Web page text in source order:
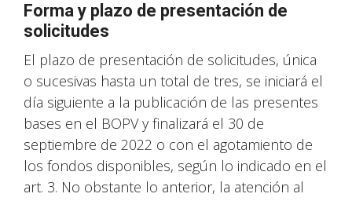
Forma y plazo de presentación de
solicitudes
El plazo de presentación de solicitudes, única
o sucesivas hasta un total de tres, se iniciará el
día siguiente a la publicación de las presentes
bases en el BOPV y finalizará el 30 de
septiembre de 2022 o con el agotamiento de
los fondos disponibles, según lo indicado en el
art. 3. No obstante lo anterior, la atención al